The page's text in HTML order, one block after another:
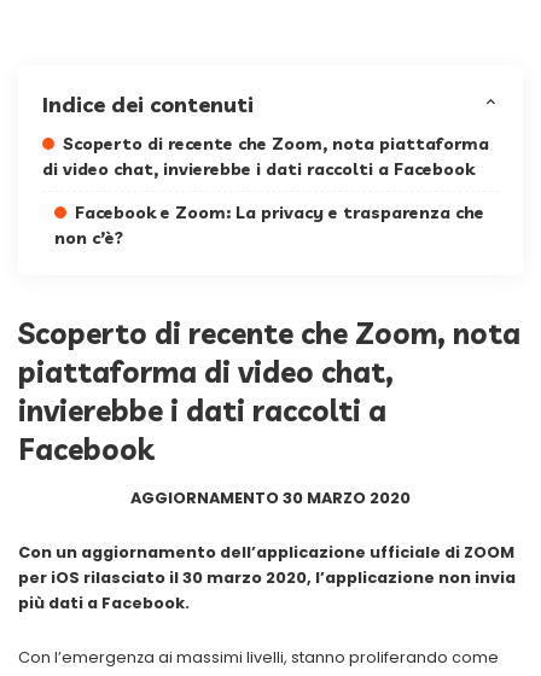
Indice dei contenuti
Scoperto di recente che Zoom, nota piattaforma
di video chat, invierebbe i dati raccolti a Facebook
Facebook e Zoom: La privacy e trasparenza che
non c’è?
Scoperto di recente che Zoom, nota
piattaforma di video chat,
invierebbe i dati raccolti a
Facebook
AGGIORNAMENTO 30 MARZO 2020
Con un aggiornamento dell’applicazione ufficiale di ZOOM
per iOS rilasciato il 30 marzo 2020, l’applicazione non invia
più dati a Facebook.
Con l’emergenza ai massimi livelli, stanno proliferando come